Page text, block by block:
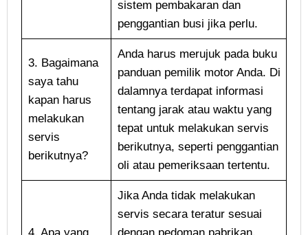
sistem pembakaran dan
penggantian busi jika perlu.
3. Bagaimana
saya tahu
kapan harus
melakukan
servis
berikutnya?
Anda harus merujuk pada buku
panduan pemilik motor Anda. Di
dalamnya terdapat informasi
tentang jarak atau waktu yang
tepat untuk melakukan servis
berikutnya, seperti penggantian
oli atau pemeriksaan tertentu.
Jika Anda tidak melakukan
servis secara teratur sesuai